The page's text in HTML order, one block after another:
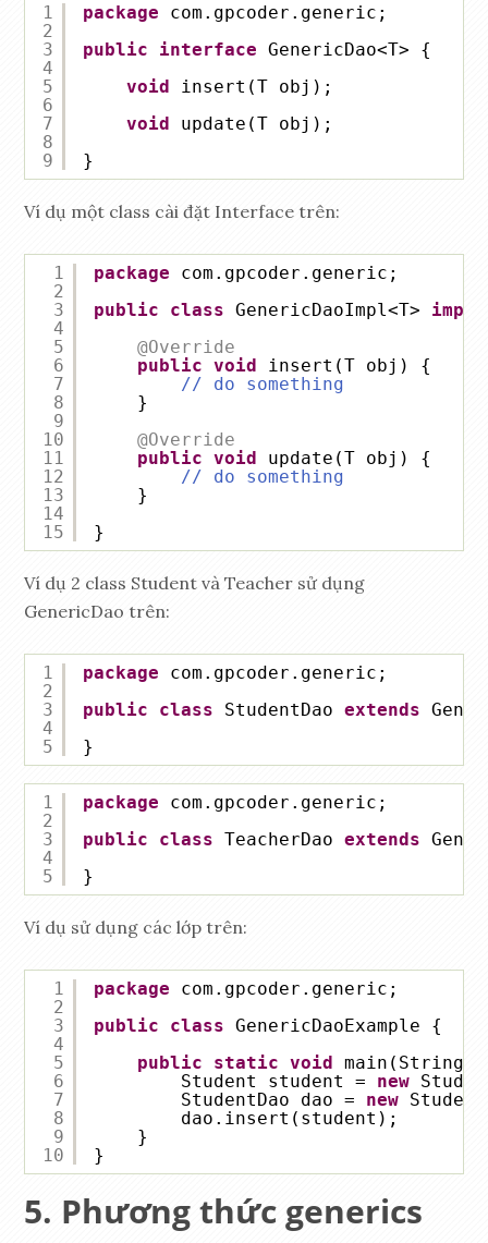
1
2
3
4
5
6
7
8
9
package
com.gpcoder.generic;
public
interface GenericDao<T> {
void
insert(T obj);
void
update(T obj);
}
Ví dụ một class cài đặt Interface trên:
1
2
3
4
5
6
7
8
9
10
11
12
13
14
15
package
com.gpcoder.generic;
public
class GenericDaoImpl<T>
@Override
public void
insert(T obj) {
// do something
}
@Override
public void
update(T obj) {
// do something
}
}
Ví dụ 2 class Student và Teacher sử dụng
GenericDao trên:
1
2
3
4
5
package
com.gpcoder.generic;
public
class StudentDao extends
}
1
2
3
4
5
package
com.gpcoder.generic;
public
class TeacherDao extends
}
Ví dụ sử dụng các lớp trên:
1
2
3
4
5
6
7
8
9
10
package
com.gpcoder.generic;
public
class GenericDaoExample {
public
static void
Student student = new
StudentDao dao = new
dao.insert(student);
}
}
Phương thức generics